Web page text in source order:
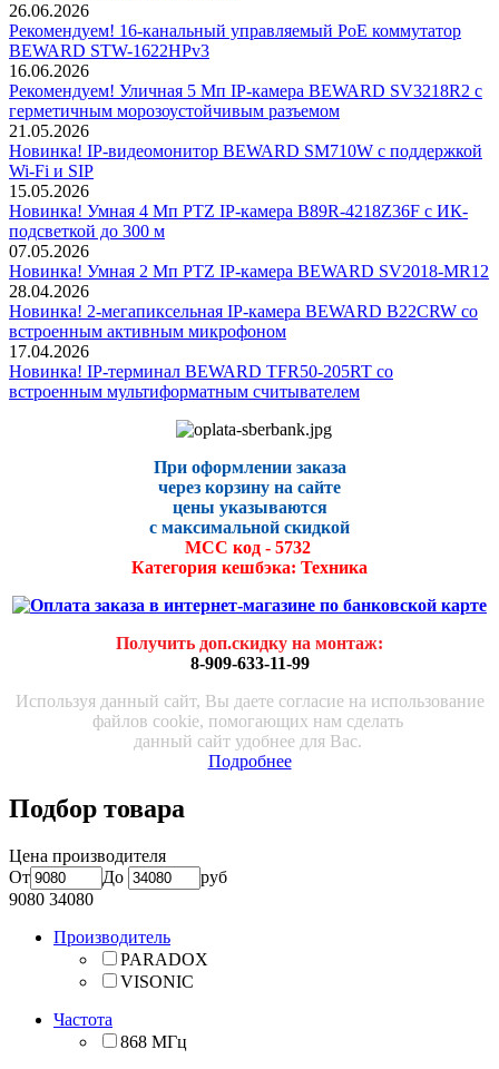
26.06.2026
Рекомендуем! 16-канальный управляемый PoE коммутатор
BEWARD STW-1622HPv3
16.06.2026
Рекомендуем! Уличная 5 Мп IP-камера BEWARD SV3218R2 с
герметичным морозоустойчивым разъемом
21.05.2026
Новинка! IP-видеомонитор BEWARD SM710W с поддержкой
Wi-Fi и SIP
15.05.2026
Новинка! Умная 4 Мп PTZ IP-камера B89R-4218Z36F с ИК-
подсветкой до 300 м
07.05.2026
Новинка! Умная 2 Мп PTZ IP-камера BEWARD SV2018-MR12
28.04.2026
Новинка! 2-мегапиксельная IP-камера BEWARD B22CRW со
встроенным активным микрофоном
17.04.2026
Новинка! IP-терминал BEWARD TFR50-205RT со
встроенным мультиформатным считывателем
При оформлении заказа
через корзину на сайте
цены указываются
с максимальной скидкой
МСС код - 5732
Категория кешбэка: Техника
Получить доп.скидку на монтаж:
8-909-633-11-99
Используя данный сайт, Вы даете согласие на использование
файлов cookie, помогающих нам сделать
данный сайт удобнее для Вас.
Подробнее
Подбор товара
Цена производителя
От
До
руб
9080 34080
Производитель
PARADOX
VISONIC
Частота
868 МГц